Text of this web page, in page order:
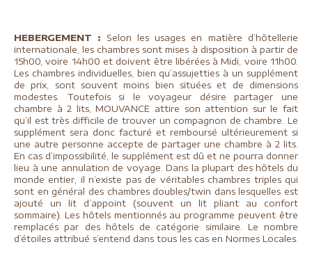
HEBERGEMENT : Selon les usages en matière d’hôtellerie
internationale, les chambres sont mises à disposition à partir de
15h00, voire 14h00 et doivent être libérées à Midi, voire 11h00.
Les chambres individuelles, bien qu’assujetties à un supplément
de prix, sont souvent moins bien situées et de dimensions
modestes. Toutefois si le voyageur désire partager une
chambre à 2 lits, MOUVANCE attire son attention sur le fait
qu’il est très difficile de trouver un compagnon de chambre. Le
supplément sera donc facturé et remboursé ultérieurement si
une autre personne accepte de partager une chambre à 2 lits.
En cas d’impossibilité, le supplément est dû et ne pourra donner
lieu à une annulation de voyage. Dans la plupart des hôtels du
monde entier, il n’existe pas de véritables chambres triples qui
sont en général des chambres doubles/twin dans lesquelles est
ajouté un lit d’appoint (souvent un lit pliant au confort
sommaire). Les hôtels mentionnés au programme peuvent être
remplacés par des hôtels de catégorie similaire. Le nombre
d’étoiles attribué s’entend dans tous les cas en Normes Locales.